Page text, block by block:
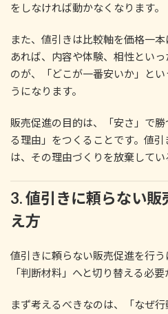
をしなければ動かなくなります。
また、値引きは比較軸を価格一
あれば、内容や体験、相性とい
のが、「どこが一番安いか」と
うになります。
販売促進の目的は、「安さ」で
る理由」をつくることです。値
は、その理由づくりを放棄してい
3. 値引きに頼らない
え方
値引きに頼らない販売促進を行
「判断材料」へと切り替える必要
まず考えるべきなのは、「なぜ